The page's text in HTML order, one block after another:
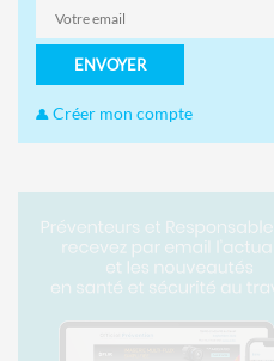
ENVOYER
Créer mon compte